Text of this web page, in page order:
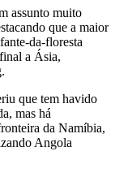
assunto muito
que a maior
da-floresta
a Ásia,
que tem havido
mas há
da Namíbia,
Angola